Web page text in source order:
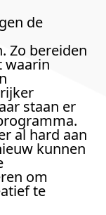
de
Zo bereiden
waarin
staan er
al hard aan
kunnen
om
te